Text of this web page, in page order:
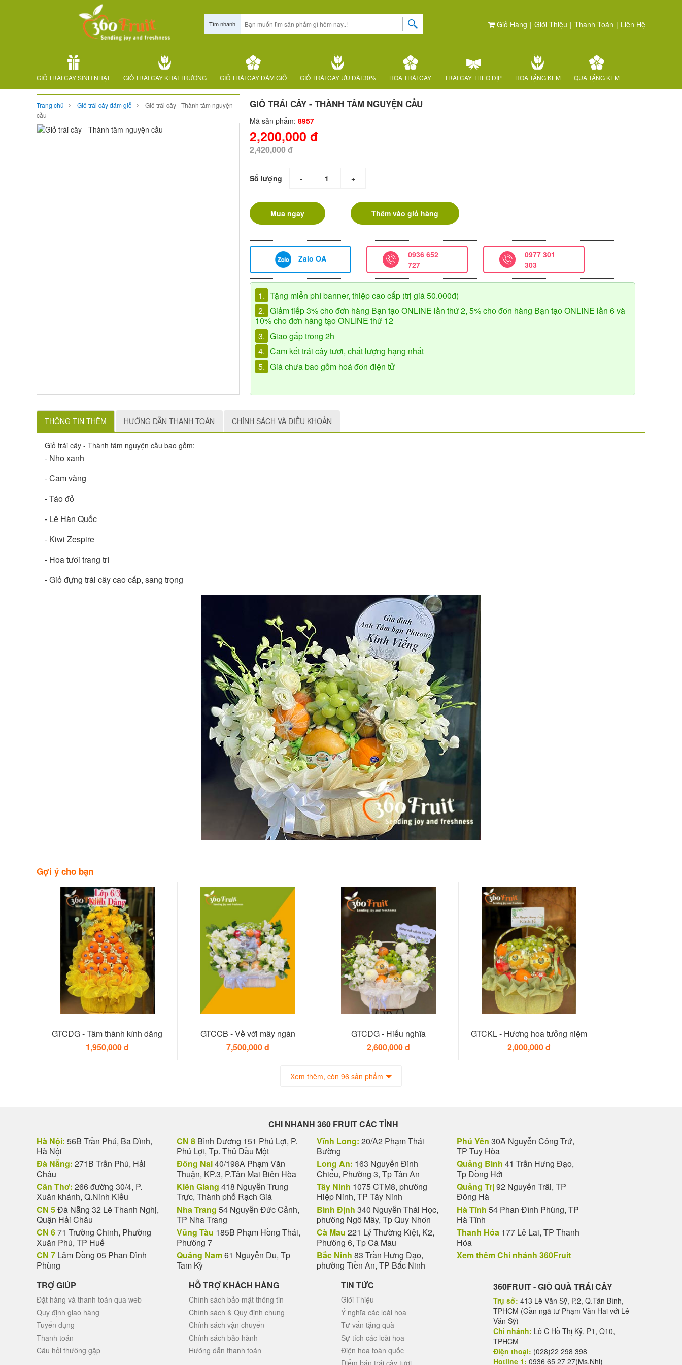
Giỏ Hàng | Giới Thiệu | Thanh Toán | Liên Hệ
Tìm nhanh
GIỎ TRÁI CÂY SINH NHẬT GIỎ TRÁI CÂY KHAI TRƯƠNG GIỎ TRÁI CÂY ĐÁM GIỖ GIỎ TRÁI CÂY ƯU ĐÃI 30% HOA TRÁI CÂY TRÁI CÂY THEO DỊP HOA TẶNG KÈM QUÀ TẶNG KÈM
Trang chủ Giỏ trái cây đám giỗ
Giỏ trái cây - Thành tâm nguyện
cầu
GIỎ TRÁI CÂY - THÀNH TÂM NGUYỆN CẦU
Mã sản phẩm: 8957
2,200,000 đ
2,420,000 đ
Số lượng - +
Mua ngay Thêm vào giỏ hàng
Zalo OA
0936 652
727
0977 301
303
1. Tặng miễn phí banner, thiệp cao cấp (trị giá 50.000đ)
2. Giảm tiếp 3% cho đơn hàng Bạn tạo ONLINE lần thứ 2, 5% cho đơn hàng Bạn tạo ONLINE lần 6 và
10% cho đơn hàng tạo ONLINE thứ 12
3. Giao gấp trong 2h
4. Cam kết trái cây tươi, chất lượng hạng nhất
5. Giá chưa bao gồm hoá đơn điện tử
THÔNG TIN THÊM HƯỚNG DẪN THANH TOÁN CHÍNH SÁCH VÀ ĐIỀU KHOẢN
Giỏ trái cây - Thành tâm nguyện cầu bao gồm:
- Nho xanh
- Cam vàng
- Táo đỏ
- Lê Hàn Quốc
- Kiwi Zespire
- Hoa tươi trang trí
- Giỏ đựng trái cây cao cấp, sang trọng
Gợi ý cho bạn
GTCDG - Tâm thành kính dâng
1,950,000 đ
GTCCB - Về với mây ngàn
7,500,000 đ
GTCDG - Hiếu nghĩa
2,600,000 đ
GTCKL - Hương hoa tưởng niệm
2,000,000 đ
Xem thêm, còn 96 sản phẩm
CHI NHANH 360 FRUIT CÁC TỈNH
Hà Nội: 56B Trần Phú, Ba Đình,
Hà Nội
Đà Nẵng: 271B Trần Phú, Hải
Châu
Cần Thơ: 266 đường 30/4, P.
Xuân khánh, Q.Ninh Kiều
CN 5Đà Nẵng 32 Lê Thanh Nghị,
Quận Hải Châu
CN 671 Trường Chinh, Phường
Xuân Phú, TP Huế
CN 7 Lâm Đồng 05 Phan Đình
Phùng
CN 8 Bình Dương 151 Phú Lợi, P.
Phú Lợi, Tp. Thủ Dầu Một
Đồng Nai40/198A Phạm Văn
Thuận, KP.3, P.Tân Mai Biên Hòa
Kiên Giang 418 Nguyễn Trung
Trực, Thành phố Rạch Giá
Nha Trang 54 Nguyễn Đức Cảnh,
TP Nha Trang
Vũng Tàu 185B Phạm Hồng Thái,
Phường 7
Quảng Nam61 Nguyễn Du, Tp
Tam Kỳ
Vĩnh Long: 20/A2 Phạm Thái
Bường
Long An: 163 Nguyễn Đình
Chiểu, Phường 3, Tp Tân An
Tây Ninh 1075 CTM8, phường
Hiệp Ninh, TP Tây Ninh
Bình Định 340 Nguyễn Thái Học,
phường Ngô Mây, Tp Quy Nhơn
Cà Mau 221 Lý Thường Kiệt, K2,
Phường 6, Tp Cà Mau
Bắc Ninh 83 Trần Hưng Đạo,
phường Tiền An, TP Bắc Ninh
Phú Yên 30A Nguyễn Công Trứ,
TP Tuy Hòa
Quảng Bình 41 Trần Hưng Đạo,
Tp Đồng Hới
Quảng Trị92 Nguyễn Trãi, TP
Đông Hà
Hà Tĩnh 54 Phan Đình Phùng, TP
Hà Tĩnh
Thanh Hóa 177 Lê Lai, TP Thanh
Hóa
Xem thêm Chi nhánh 360Fruit
TRỢ GIÚP
Đặt hàng và thanh toán qua web
Quy định giao hàng
Tuyển dụng
Thanh toán
Câu hỏi thường gặp
HỖ TRỢ KHÁCH HÀNG
Chính sách bảo mật thông tin
Chính sách & Quy định chung
Chính sách vận chuyển
Chính sách bảo hành
Hướng dẫn thanh toán
TIN TỨC
Giới Thiệu
Ý nghĩa các loài hoa
Tư vấn tặng quà
Sự tích các loài hoa
Điện hoa toàn quốc
Điểm bán trái cây tươi
360FRUIT - GIỎ QUÀ TRÁI CÂY
Trụ sở: 413 Lê Văn Sỹ, P.2, Q.Tân Bình,
TPHCM (Gần ngã tư Phạm Văn Hai với Lê
Văn Sỹ)
Chi nhánh: Lô C Hồ Thị Kỷ, P1, Q10,
TPHCM
Điện thoại: (028)22 298 398
Hotline 1: 0936 65 27 27(Ms.Nhi)